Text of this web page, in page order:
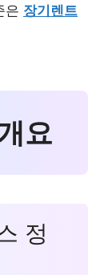
은 장기렌트
요
정